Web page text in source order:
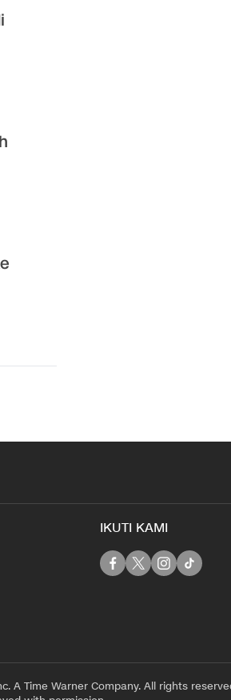
IKUTI KAMI
A Time Warner Company. All rights